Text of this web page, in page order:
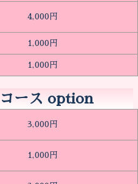
4,000円
1,000円
1,000円
ース option
3,000円
1,000円